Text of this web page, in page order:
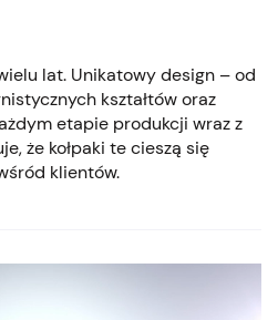
lat. Unikatowy design – od
kształtów oraz
etapie produkcji wraz z
że kołpaki te cieszą się
klientów.